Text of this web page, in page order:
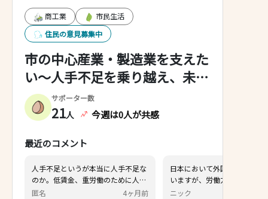
商工業
市民生活
住民の意見募集中
市の中心産業・製造業を支えた
い～人手不足を乗り越え、未来
へつなぐまちへ～
サポーター数
21人 今週は0人が共感
最近のコメント
が本当に人手不足な
重労働のために人が
は？ それで外国人
4ヶ月前
日本において外国人居住者は増えて
いますが、労働力として招いても数
年で自国に帰る方。生保等になる方
4ヶ月前